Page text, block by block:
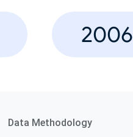
2006
Data Methodology